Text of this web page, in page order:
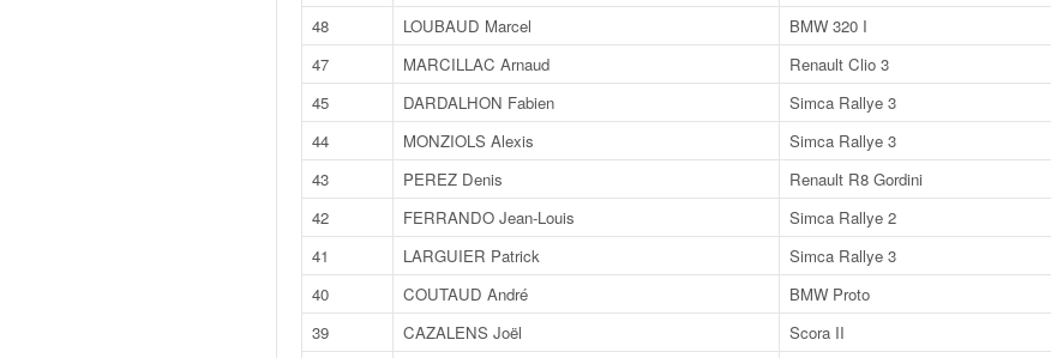
48
LOUBAUD Marcel BMW 320 I
47
MARCILLAC Arnaud Renault Clio 3
45
DARDALHON Fabien Simca Rallye 3
44
MONZIOLS Alexis Simca Rallye 3
43
PEREZ Denis Renault R8 Gordini
42
FERRANDO Jean-Louis Simca Rallye 2
41
LARGUIER Patrick Simca Rallye 3
40
COUTAUD André BMW Proto
39
CAZALENS Joël Scora II